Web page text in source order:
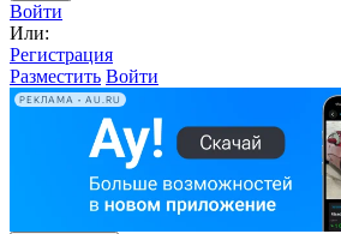
Войти
Или:
Регистрация
Разместить Войти
РЕКЛАМА • AU.RU